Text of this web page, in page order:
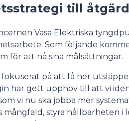
till
Vasa Elektriska
Som följande
för att nå sina målsättningar.
fokuserat på att få ner
har gett upphov till att vi
vi nu ska jobba mer
styra hållbarheten i